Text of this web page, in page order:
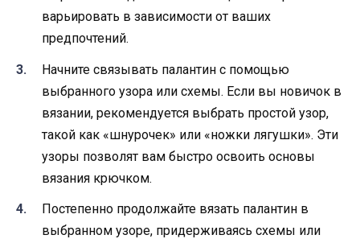
варьировать в зависимости от ваших
предпочтений.
Начните связывать палантин с помощью
выбранного узора или схемы. Если вы новичок в
вязании, рекомендуется выбрать простой узор,
такой как «шнурочек» или «ножки лягушки». Эти
узоры позволят вам быстро освоить основы
вязания крючком.
Постепенно продолжайте вязать палантин в
выбранном узоре, придерживаясь схемы или